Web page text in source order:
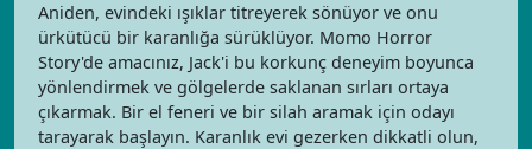
Aniden, evindeki ışıklar titreyerek sönüyor ve onu
ürkütücü bir karanlığa sürüklüyor. Momo Horror
Story'de amacınız, Jack'i bu korkunç deneyim boyunca
yönlendirmek ve gölgelerde saklanan sırları ortaya
çıkarmak. Bir el feneri ve bir silah aramak için odayı
tarayarak başlayın. Karanlık evi gezerken dikkatli olun,